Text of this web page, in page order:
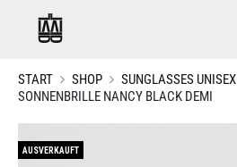
START SHOP
SUNGLASSES UNISEX
SONNENBRILLE NANCY BLACK DEMI
AUSVERKAUFT